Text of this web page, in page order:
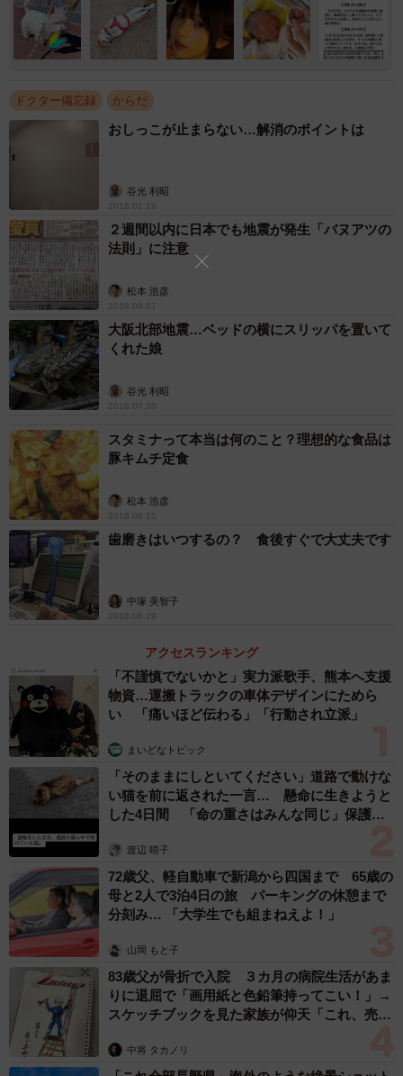
ドクター備忘録 からだ
おしっこが止まらない…解消のポイントは
谷光 利昭
2018.01.19
２週間以内に日本でも地震が発生「バヌアツの
法則」に注意
松本 浩彦
2018.09.07
大阪北部地震…ベッドの横にスリッパを置いて
くれた娘
谷光 利昭
2018.07.20
スタミナって本当は何のこと？理想的な食品は
豚キムチ定食
松本 浩彦
2018.06.15
歯磨きはいつするの？ 食後すぐで大丈夫です
中塚 美智子
2018.06.29
アクセスランキング
「不謹慎でないかと」実力派歌手、熊本へ支援
物資…運搬トラックの車体デザインにためら
い 「痛いほど伝わる」「行動され立派」
まいどなトピック
「そのままにしといてください」道路で動けな
い猫を前に返された一言… 懸命に生きようと
した4日間 「命の重さはみんな同じ」保護団
渡辺 晴子
72歳父、軽自動車で新潟から四国まで 65歳の
母と2人で3泊4日の旅 パーキングの休憩まで
分刻み… 「大学生でも組まねえよ！」
山岡 もと子
83歳父が骨折で入院 ３カ月の病院生活があま
りに退屈で「画用紙と色鉛筆持ってこい！」→
スケッチブックを見た家族が仰天「これ、売れ
中将 タカノリ